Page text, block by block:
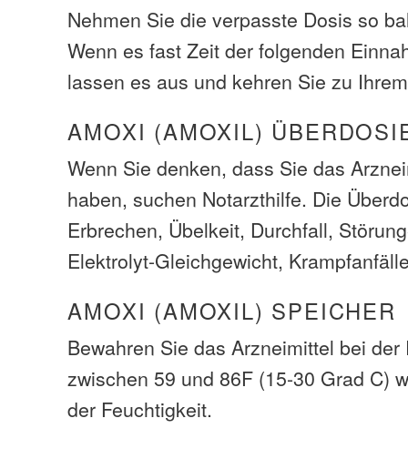
Nehmen Sie die verpasste Dosis so
Wenn es fast Zeit der folgenden
lassen es aus und kehren Sie zu
AMOXI (AMOXIL)
Wenn Sie denken, dass Sie das
haben, suchen Notarzthilfe. Die
Erbrechen, Übelkeit, Durchfall,
Elektrolyt-Gleichgewicht,
AMOXI (AMOXIL) SPEICHER
Bewahren Sie das Arzneimittel bei
zwischen 59 und 86F (15-30 Grad C)
der Feuchtigkeit.